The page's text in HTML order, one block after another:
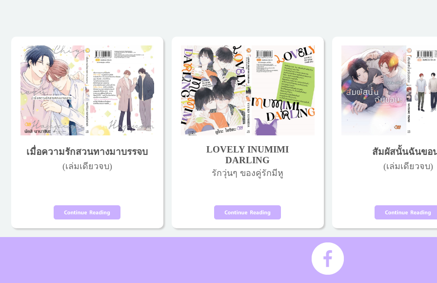
เมื่อความรักสวนทางมาบรรจบ
(เล่มเดียวจบ)
LOVELY INUMIMI
DARLING
รักวุ่นๆ ของคู่รักมีหู
สัมผัสนั้นฉันขอ
(เล่มเดียวจบ)